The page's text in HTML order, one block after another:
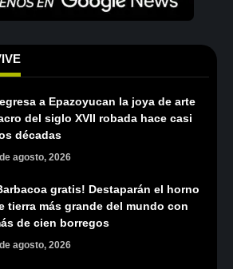
a Epazoyucan la joya de arte
del siglo XVII robada hace casi
décadas
agosto, 2026
gratis! Destaparán el horno
tierra más grande del mundo con
de cien borregos
agosto, 2026